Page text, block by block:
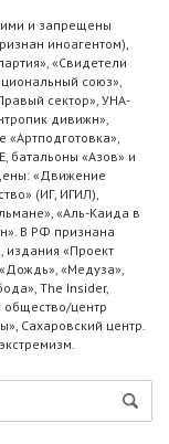
и запрещены
иноагентом),
«Свидетели
союз»,
сектор», УНА-
дивижн»,
батальоны «Азов» и
«Движение
(ИГ, ИГИЛ),
«Аль-Каида в
В РФ признана
издания «Проект
«Медуза»,
The Insider,
центр
Сахаровский центр.